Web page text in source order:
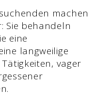
machen
Sie behandeln
eine
langweilige
vager